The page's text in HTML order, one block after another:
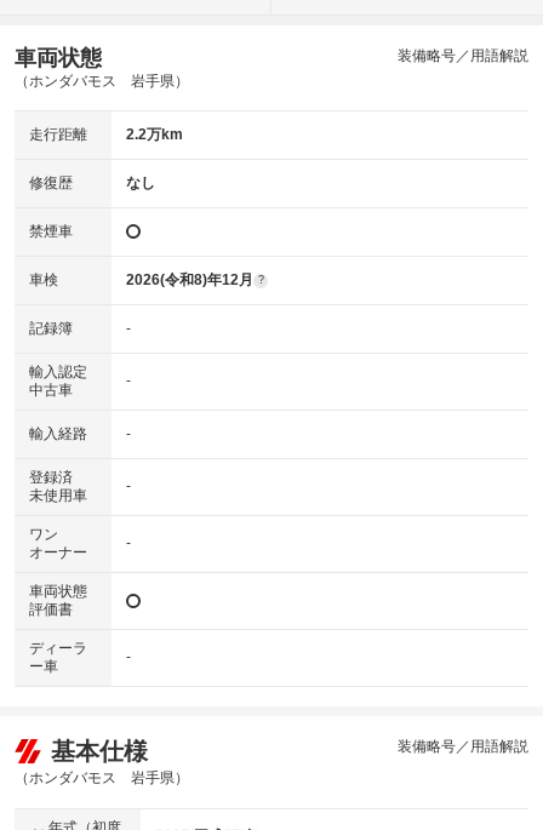
車両状態
（ホンダバモス 岩手県）
装備略号／用語解説
走行距離 2.2万km
修復歴 なし
禁煙車
車検 2026(令和8)年12月 ?
記録簿 -
輸入認定
中古車
-
輸入経路 -
登録済
未使用車
-
ワン
オーナー
-
車両状態
評価書
ディーラ
ー車
-
基本仕様
（ホンダバモス 岩手県）
装備略号／用語解説